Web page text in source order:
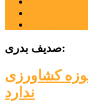
صدیف بدری:
کشاورزی
ندارد